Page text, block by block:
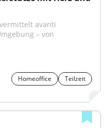
avanti
– von
Homeoffice
Teilzeit